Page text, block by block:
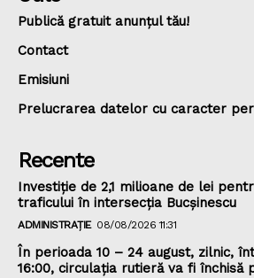
Publică gratuit anunțul tău!
Contact
Emisiuni
Prelucrarea datelor cu caracter
Recente
Investiție de 2,1 milioane de lei
traficului în intersecția Bucșinescu
ADMINISTRAȚIE 08/08/2026 11:31
În perioada 10 – 24 august, zilnic,
16:00, circulația rutieră va fi închisă